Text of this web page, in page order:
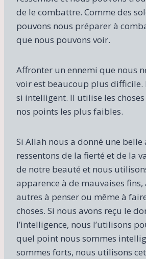
de le combattre. Comme des
pouvons nous préparer à
que nous pouvons voir.
Affronter un ennemi que nous
voir est beaucoup plus difficile.
si intelligent. Il utilise les
nos points les plus faibles.
Si Allah nous a donné une belle
ressentons de la fierté et de la
de notre beauté et nous
apparence à de mauvaises
autres à penser ou même à
choses. Si nous avons reçu le
l’intelligence, nous l’utilisons
quel point nous sommes
sommes forts, nous utilisons